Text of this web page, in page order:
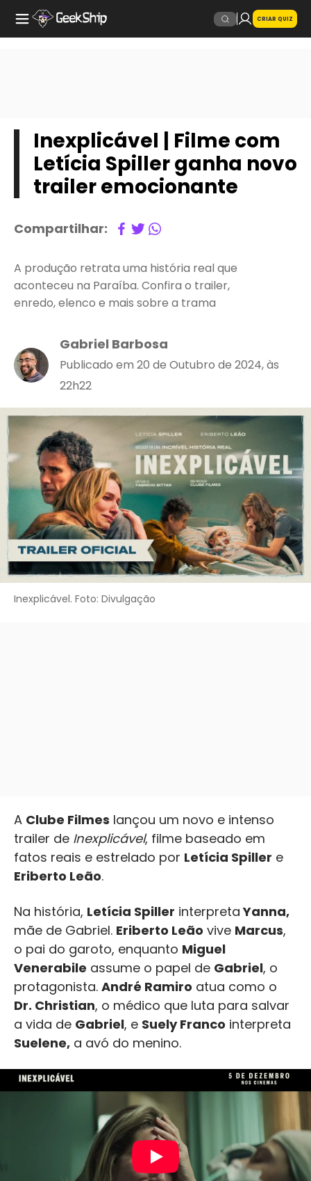
CRIAR QUIZ
Inexplicável | Filme com
Letícia Spiller ganha novo
trailer emocionante
Compartilhar:
A produção retrata uma história real que
aconteceu na Paraíba. Confira o trailer,
enredo, elenco e mais sobre a trama
Gabriel Barbosa
Publicado em 20 de Outubro de 2024, às
22h22
Inexplicável. Foto: Divulgação
A Clube Filmes lançou um novo e intenso
trailer de Inexplicável, filme baseado em
fatos reais e estrelado por Letícia Spiller e
Eriberto Leão.
Na história, Letícia Spiller interpretaYanna,
mãe de Gabriel. Eriberto Leão vive Marcus,
o pai do garoto, enquanto Miguel
Venerabile assume o papel de Gabriel, o
protagonista. André Ramiro atua como o
Dr. Christian, o médico que luta para salvar
a vida de Gabriel, e Suely Franco interpreta
Suelene, a avó do menino.